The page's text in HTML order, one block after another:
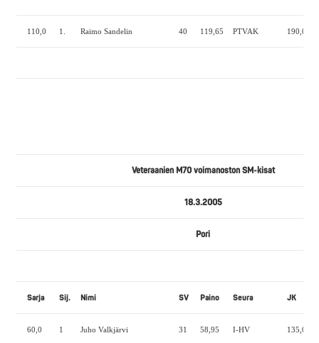
110,0 1. Raimo Sandelin 40 119,65 PTVAK 190,0
Veteraanien M70 voimanoston SM-kisat
18.3.2005
Pori
Sarja Sij. Nimi SV Paino Seura JK
60,0 1 Juho Valkjärvi 31 58,95 I-HV 135,0